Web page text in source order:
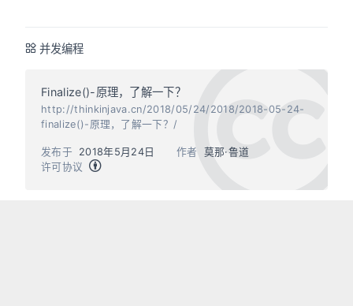
并发编程
Finalize()-原理，了解一下？
http://thinkinjava.cn/2018/05/24/2018/2018-05-24-
finalize()-原理，了解一下？/
作者 莫那·鲁道
发布于
2018年5月24日
许可协议